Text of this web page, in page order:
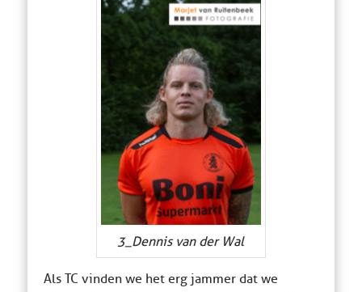
3_Dennis van der Wal
Als TC vinden we het erg jammer dat we